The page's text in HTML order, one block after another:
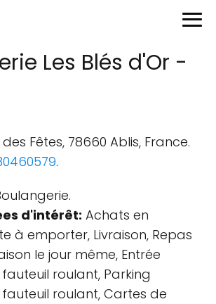
Les Blés d'Or -
des Fêtes, 78660 Ablis, France.
.
d'intérêt: Achats en
à emporter, Livraison, Repas
le jour même, Entrée
roulant, Parking
roulant, Cartes de